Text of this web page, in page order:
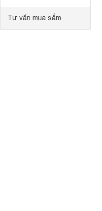
Tư vấn mua sắm